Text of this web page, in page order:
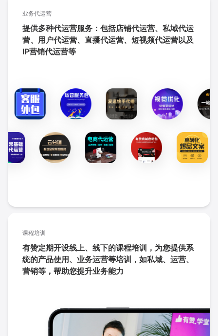
业务代运营
提供多种代运营服务：包括店铺代运营、私域代运
营、用户代运营、直播代运营、短视频代运营以及
IP营销代运营等
课程培训
有赞定期开设线上、线下的课程培训，为您提供系
统的产品使用、业务运营等培训，如私域、运营、
营销等，帮助您提升业务能力